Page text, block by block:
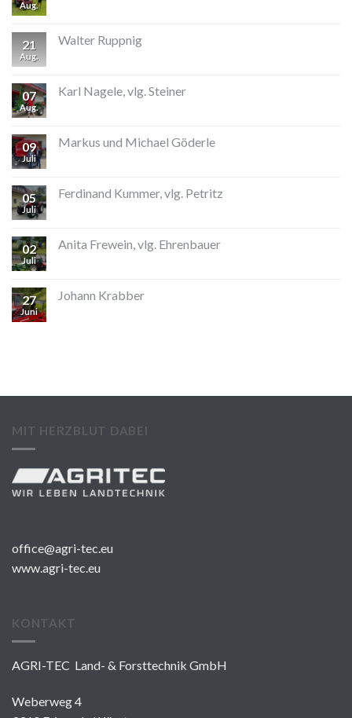
Aug.
21
Aug.
Walter Ruppnig
07
Aug.
Karl Nagele, vlg. Steiner
09
Juli
Markus und Michael Göderle
05
Juli
Ferdinand Kummer, vlg. Petritz
02
Juli
Anita Frewein, vlg. Ehrenbauer
27
Juni
Johann Krabber
MIT HERZBLUT DABEI
office@agri-tec.eu
www.agri-tec.eu
KONTAKT
AGRI-TEC Land- & Forsttechnik GmbH
Weberweg 4